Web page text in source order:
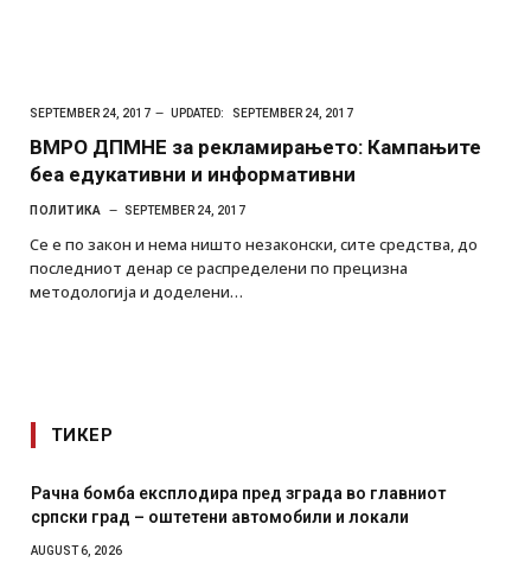
SEPTEMBER 24, 2017 UPDATED: SEPTEMBER 24, 2017
ВМРО ДПМНЕ за рекламирањето: Кампањите
беа едукативни и информативни
ПОЛИТИКА SEPTEMBER 24, 2017
Се е по закон и нема ништо незаконски, сите средства, до
последниот денар се распределени по прецизна
методологија и доделени…
ТИКЕР
И Данска се милитарилизира – воведува нова 11-
месечна воена
AUGUST 4, 2026